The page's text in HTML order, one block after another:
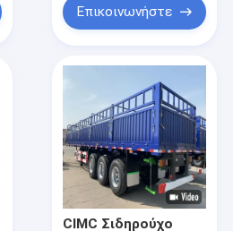
Επικοινωνήστε
CIMC Σιδηρούχο